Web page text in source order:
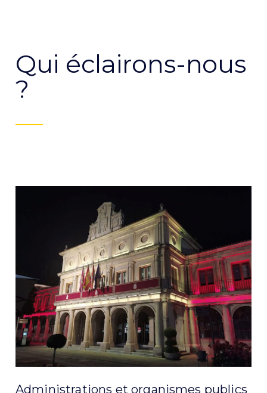
Qui éclairons-nous
?
Administrations et organismes publics